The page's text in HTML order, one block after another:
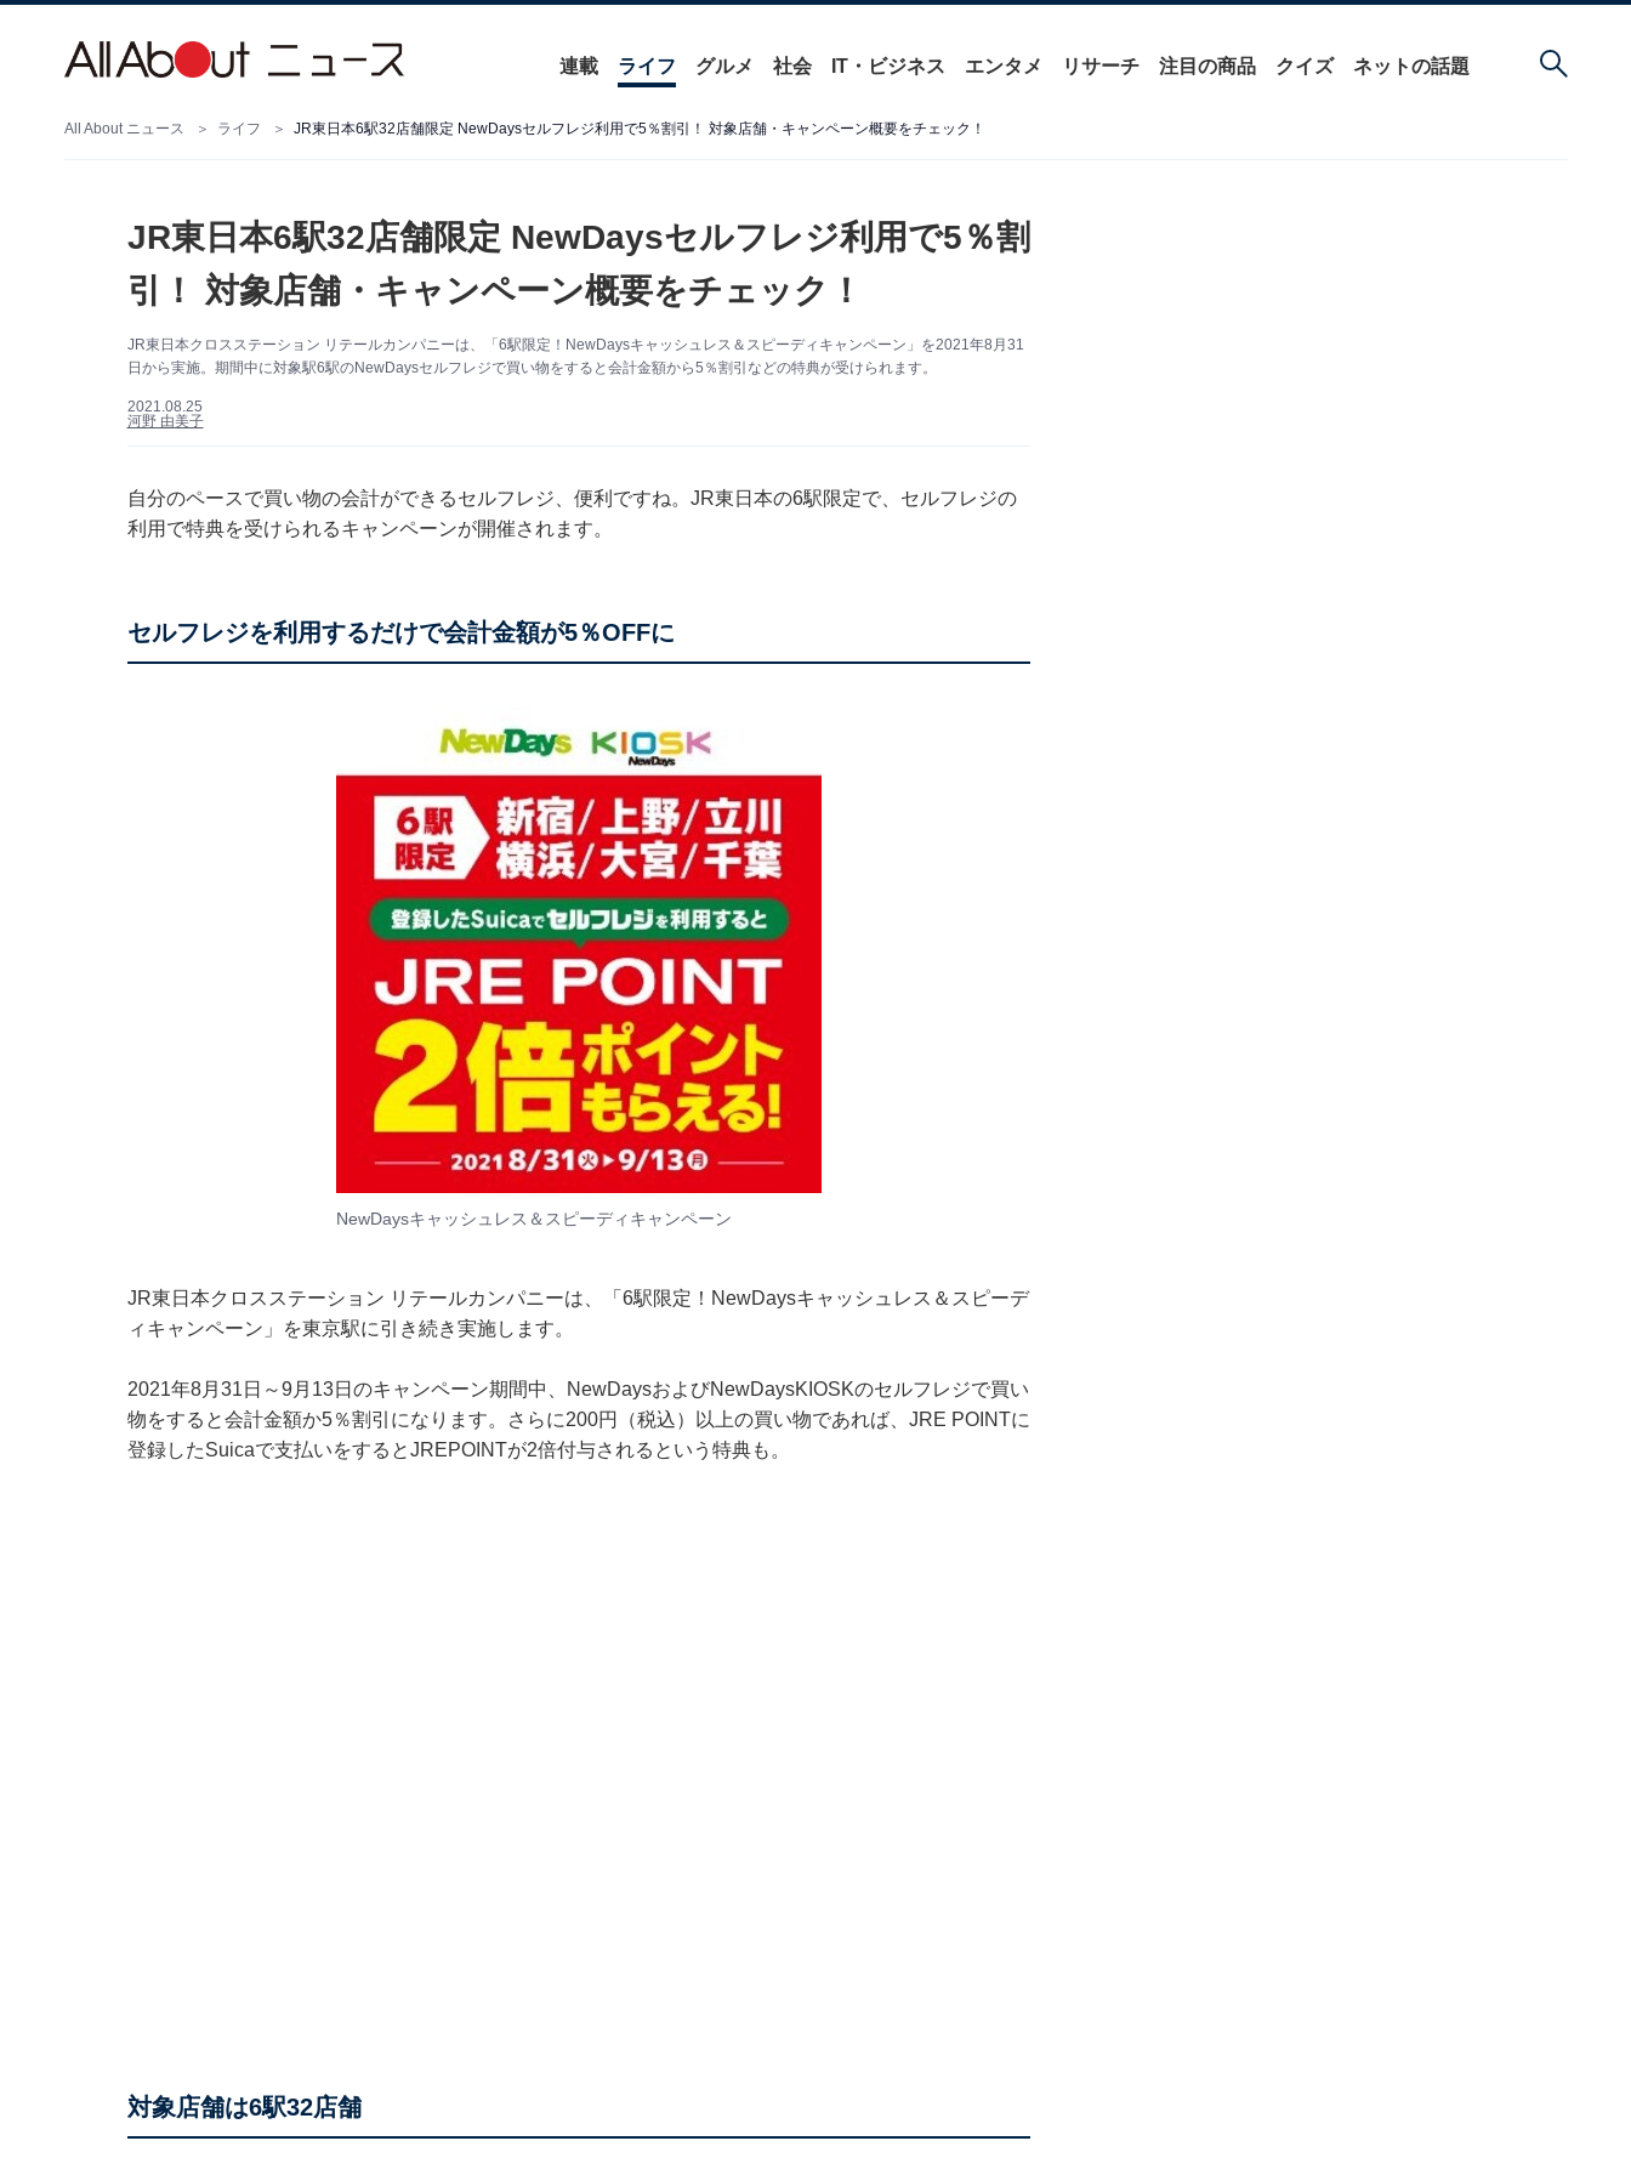
連載 ライフ グルメ 社会 IT・ビジネス エンタメ リサーチ 注目の商品 クイズ ネットの話題
All About ニュース ライフ JR東日本6駅32店舗限定 NewDaysセルフレジ利用で5％割引！ 対象店舗・キャンペーン概要をチェック！
JR東日本6駅32店舗限定 NewDaysセルフレジ利用で5％割
引！ 対象店舗・キャンペーン概要をチェック！
JR東日本クロスステーション リテールカンパニーは、「6駅限定！NewDaysキャッシュレス＆スピーディキャンペーン」を2021年8月31
日から実施。期間中に対象駅6駅のNewDaysセルフレジで買い物をすると会計金額から5％割引などの特典が受けられます。
2021.08.25
河野 由美子
自分のペースで買い物の会計ができるセルフレジ、便利ですね。JR東日本の6駅限定で、セルフレジの
利用で特典を受けられるキャンペーンが開催されます。
セルフレジを利用するだけで会計金額が5％OFFに
NewDaysキャッシュレス＆スピーディキャンペーン
JR東日本クロスステーション リテールカンパニーは、「6駅限定！NewDaysキャッシュレス＆スピーデ
ィキャンペーン」を東京駅に引き続き実施します。
2021年8月31日～9月13日のキャンペーン期間中、NewDaysおよびNewDaysKIOSKのセルフレジで買い
物をすると会計金額か5％割引になります。さらに200円（税込）以上の買い物であれば、JRE POINTに
登録したSuicaで支払いをするとJREPOINTが2倍付与されるという特典も。
対象店舗は6駅32店舗